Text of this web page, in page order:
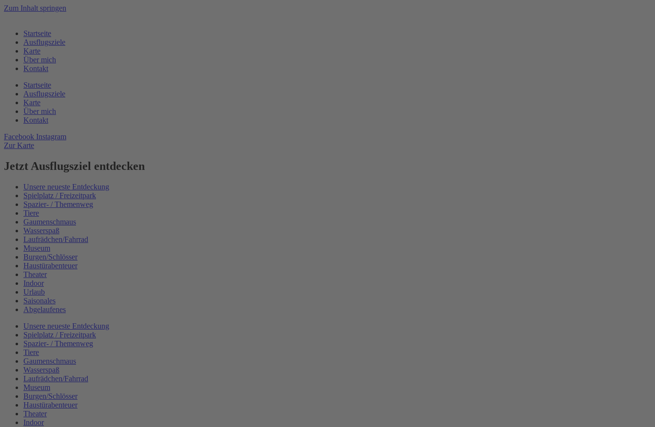
Zum Inhalt springen
Startseite
Ausflugsziele
Karte
Über mich
Kontakt
Startseite
Ausflugsziele
Karte
Über mich
Kontakt
Facebook Instagram
Zur Karte
Jetzt Ausflugsziel entdecken
Unsere neueste Entdeckung
Spielplatz / Freizeitpark
Spazier- / Themenweg
Tiere
Gaumenschmaus
Wasserspaß
Laufrädchen/Fahrrad
Museum
Burgen/Schlösser
Haustürabenteuer
Theater
Indoor
Urlaub
Saisonales
Abgelaufenes
Unsere neueste Entdeckung
Spielplatz / Freizeitpark
Spazier- / Themenweg
Tiere
Gaumenschmaus
Wasserspaß
Laufrädchen/Fahrrad
Museum
Burgen/Schlösser
Haustürabenteuer
Theater
Indoor